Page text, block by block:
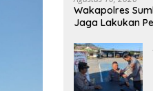
Wakapolres
Jaga Lakukan